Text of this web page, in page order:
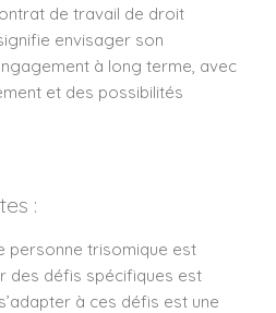
de travail de droit
envisager son
à long terme, avec
et des possibilités
:
personne trisomique est
des défis spécifiques est
à ces défis est une